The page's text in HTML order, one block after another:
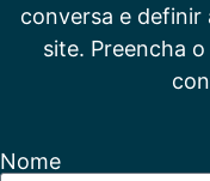
conversa e definir
site. Preencha
Nome